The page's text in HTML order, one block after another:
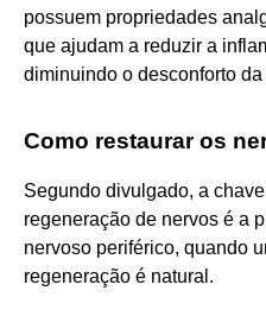
possuem propriedades
que ajudam a reduzir a
diminuindo o desconforto
Como restaurar os
Segundo divulgado, a
regeneração de nervos é a
nervoso periférico, quando
regeneração é natural.